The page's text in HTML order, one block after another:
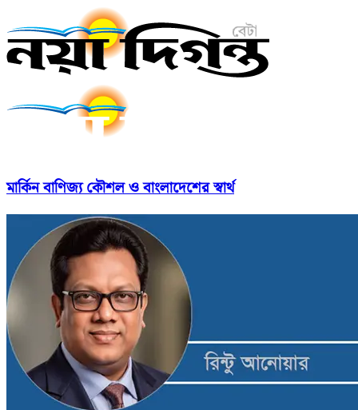
মার্কিন বাণিজ্য কৌশল ও বাংলাদেশের স্বার্থ